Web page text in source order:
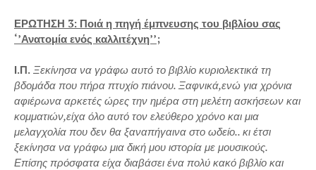
ΕΡΩΤΗΣΗ 3: Ποιά η πηγή έμπνευσης του βιβλίου σας
‘’Ανατομία ενός καλλιτέχνη’’;
Ι.Π. Ξεκίνησα να γράφω αυτό το βιβλίο κυριολεκτικά τη
βδομάδα που πήρα πτυχίο πιάνου. Ξαφνικά,ενώ για χρόνια
αφιέρωνα αρκετές ώρες την ημέρα στη μελέτη ασκήσεων και
κομματιών,είχα όλο αυτό τον ελεύθερο χρόνο και μια
μελαγχολία που δεν θα ξαναπήγαινα στο ωδείο.. κι έτσι
ξεκίνησα να γράφω μια δική μου ιστορία με μουσικούς.
Επίσης πρόσφατα είχα διαβάσει ένα πολύ κακό βιβλίο και